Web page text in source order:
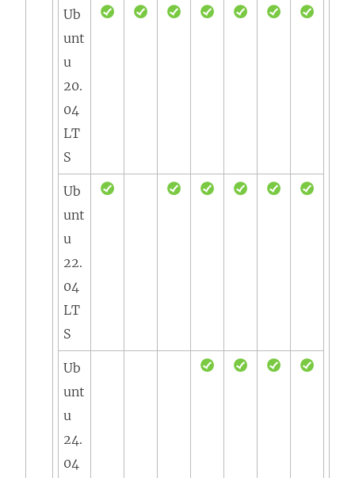
Ub
unt
u
20.
04
LT
S
Ub
unt
u
22.
04
LT
S
Ub
unt
u
24.
04